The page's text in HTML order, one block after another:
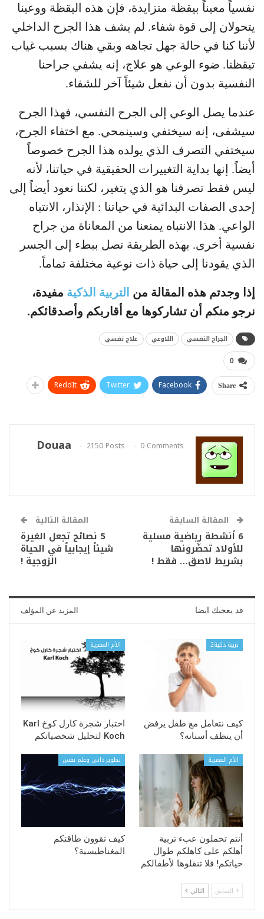
نفسياً معيناً بيقظة متزايدة، فإن هذه اليقظة ووعينا
يتحولان إلى قوة شفاء. لم يشف هذا الجرح الداخلي
لأننا كنا في حالة جهل تجاهه وبقي هناك بسبب غياب
تيقظنا. ضوء الوعي هو علاج، إنه يشفي جراحنا
النفسية بدون أن نفعل شيئاً آخر للشفاء.
عندما يصل الوعي إلى الجرح النفسي، فهذا الجرح
سيشفى، إنه سيختفي وسينمحي. مع اختفاء الجرح،
سيختفي التصرف الذي يولده هذا الجرح خصوصاً
أيضاً. إنها بداية التغييرات الحقيقية في حياتنا، لأنه
ليس فقط تصرفنا هو الذي يتغير، لكننا نعود أيضاً إلى
إحدى الصفات البدائية في حياتنا : الإنذار، الانتباه
الواعي. هذا الانتباه يمنعنا من المعاناة من جراح
نفسية أخرى. بهذه الطريقة نصل ببطء إلى الجسر
الذي يقودنا إلى حياة ذات نوعية مختلفة تماماً.
إذا وجدتم هذه المقالة من التربية الذكية مفيدة،
نرجو منكم أن تشاركوها مع أقاربكم وأصدقائكم.
الجراح النفسي اللاوعي علاج نفسي
0
Share
Facebook
Twitter
ReddIt
Douaa 2150 Posts 0 Comments
المقالة السابقة
6 أنشطة رياضية مسلية
للأولاد تحضّرونها
بشريط لاصق… فقط !
المقالة التالية
5 نصائح تجعل الغيرة
شيئاً إيجابياً في الحياة
الزوجية !
قد يعجبك ايضا المزيد عن المؤلف
تربية ذكية2
كيف نتعامل مع طفل يرفض
أن ينظف أسنانه؟
الأم العصرية
اختبار شجرة كارل كوخ Karl
Koch لتحليل شخصياتكم
الأم العصرية
أنتم تحملون عبء تربية
أهلكم على كاهلكم طوال
حياتكم! فلا تنقلوها لأطفالكم
تطوير ذاتي وعلم نفس
كيف تقوون طاقتكم
المغناطيسية؟
السابق التالي